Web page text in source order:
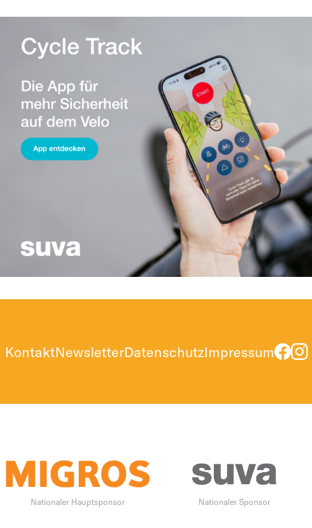
KontaktNewsletterDatenschutzImpressum
Nationaler Hauptsponsor Nationaler Sponsor